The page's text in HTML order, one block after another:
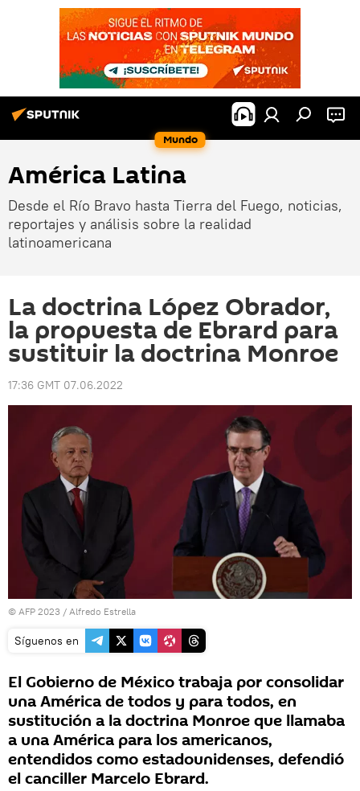
Mundo
América Latina
Desde el Río Bravo hasta Tierra del Fuego, noticias,
reportajes y análisis sobre la realidad
latinoamericana
La doctrina López Obrador,
la propuesta de Ebrard para
sustituir la doctrina Monroe
17:36 GMT 07.06.2022
© AFP 2023 / Alfredo Estrella
Síguenos en
El Gobierno de México trabaja por consolidar
una América de todos y para todos, en
sustitución a la doctrina Monroe que llamaba
a una América para los americanos,
entendidos como estadounidenses, defendió
el canciller Marcelo Ebrard.